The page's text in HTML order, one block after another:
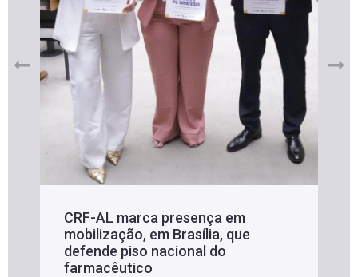
CRF-AL marca presença em
mobilização, em Brasília, que
defende piso nacional do
farmacêutico